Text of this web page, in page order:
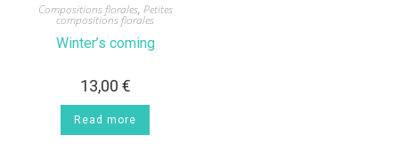
Compositions florales, Petites
compositions florales
Winter’s coming
13,00 €
Read more